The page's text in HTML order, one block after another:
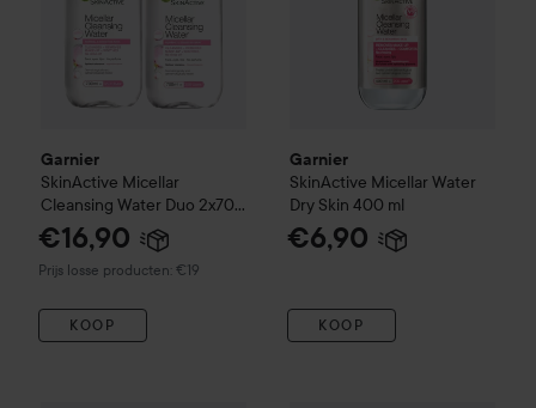
Garnier
SkinActive Micellar
Cleansing Water Duo 2x700
ml
€16,90
Prijs losse producten: €19
KOOP
Garnier
SkinActive Micellar Water
Dry Skin 400 ml
€6,90
KOOP